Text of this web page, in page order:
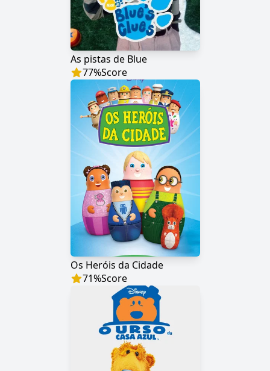
As pistas de Blue
77%Score
Os Heróis da Cidade
71%Score